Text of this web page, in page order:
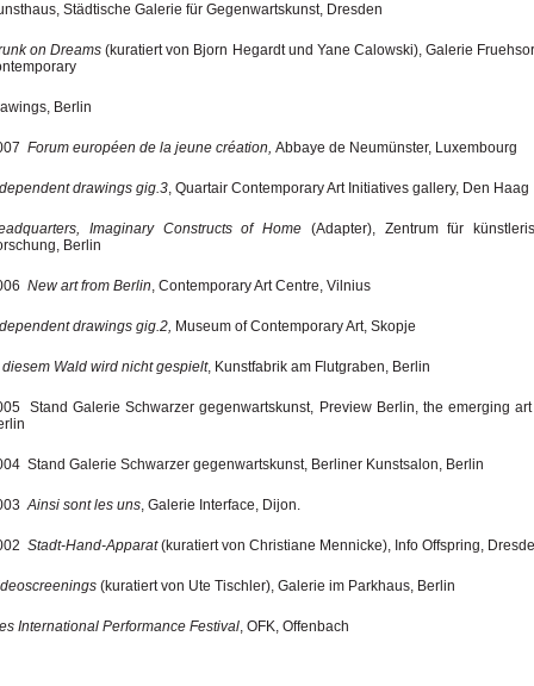
Städtische Galerie für Gegenwartskunst, Dresden
on Dreams (kuratiert von Bjorn Hegardt und Yane Calowski), Galerie
Berlin
Forum européen de la jeune création, Abbaye de Neumünster, Luxembourg
drawings gig.3, Quartair Contemporary Art Initiatives gallery, Den Haag
Imaginary Constructs of Home (Adapter), Zentrum für
Berlin
New art from Berlin, Contemporary Art Centre, Vilnius
drawings gig.2, Museum of Contemporary Art, Skopje
diesem Wald wird nicht gespielt, Kunstfabrik am Flutgraben, Berlin
Stand Galerie Schwarzer gegenwartskunst, Preview Berlin, the emerging art
Stand Galerie Schwarzer gegenwartskunst, Berliner Kunstsalon, Berlin
Ainsi sont les uns, Galerie Interface, Dijon.
Stadt-Hand-Apparat(kuratiert von Christiane Mennicke), Info Offspring,
(kuratiert von Ute Tischler), Galerie im Parkhaus, Berlin
International Performance Festival, OFK, Offenbach